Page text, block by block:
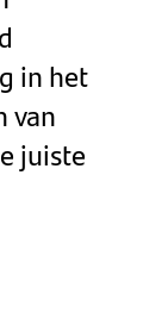
in het
van
juiste